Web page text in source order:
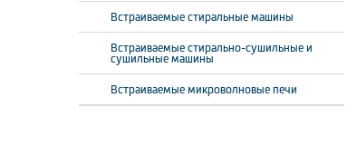
Встраиваемые стиральные машины
Встраиваемые стирально-сушильные и
сушильные машины
Встраиваемые микроволновые печи